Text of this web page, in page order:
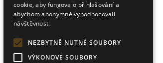
cookie, aby fungovalo přihlašování a
abychom anonymně vyhodnocovali
návštěvnost.
NEZBYTNĚ NUTNÉ SOUBORY
VÝKONOVÉ SOUBORY